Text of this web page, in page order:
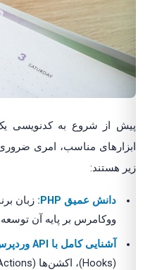
پیش از شروع به کدنویسی
ابزارهای مناسب، امری
زیر هستند:
دانش عمیق PHP:
زبان
ووکامرس بر پایه آن توسعه
آشنایی کامل با API وردپرس و ووکامرس: